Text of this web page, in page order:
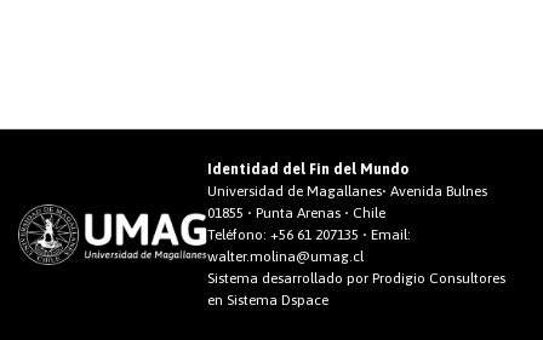
Identidad del Fin del Mundo
Universidad de Magallanes• Avenida Bulnes
01855 • Punta Arenas • Chile
Teléfono:+56 61 207135 • Email:
walter.molina@umag.cl
Sistema desarrollado por Prodigio Consultores
en Sistema Dspace